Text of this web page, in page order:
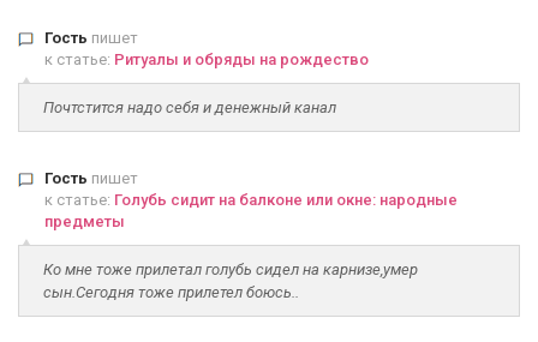
Гость пишет
к статье: Ритуалы и обряды на рождество
Почтстится надо себя и денежный канал
Гость пишет
к статье: Голубь сидит на балконе или окне: народные
предметы
Ко мне тоже прилетал голубь сидел на карнизе,умер
сын.Сегодня тоже прилетел боюсь..